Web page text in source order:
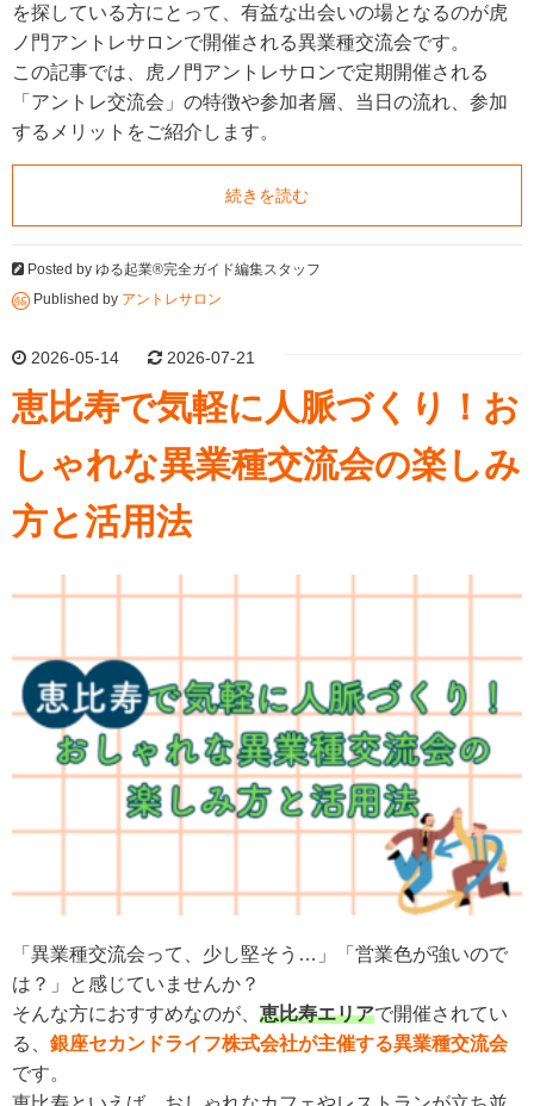
を探している方にとって、有益な出会いの場となるのが虎
ノ門アントレサロンで開催される異業種交流会です。
この記事では、虎ノ門アントレサロンで定期開催される
「アントレ交流会」の特徴や参加者層、当日の流れ、参加
するメリットをご紹介します。
続きを読む
Posted by ゆる起業®完全ガイド編集スタッフ
Published by アントレサロン
2026-05-14 2026-07-21
恵比寿で気軽に人脈づくり！お
しゃれな異業種交流会の楽しみ
方と活用法
「異業種交流会って、少し堅そう…」「営業色が強いので
は？」と感じていませんか？
そんな方におすすめなのが、 恵比寿エリアで開催されてい
る、 銀座セカンドライフ株式会社が主催する異業種交流会
です。